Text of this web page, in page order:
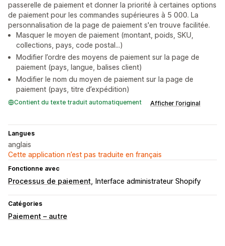
passerelle de paiement et donner la priorité à certaines options
de paiement pour les commandes supérieures à 5 000. La
personnalisation de la page de paiement s'en trouve facilitée.
Masquer le moyen de paiement (montant, poids, SKU,
collections, pays, code postal...)
Modifier l’ordre des moyens de paiement sur la page de
paiement (pays, langue, balises client)
Modifier le nom du moyen de paiement sur la page de
paiement (pays, titre d’expédition)
Contient du texte traduit automatiquement Afficher l’original
Langues
anglais
Cette application n’est pas traduite en français
Fonctionne avec
Processus de paiement Interface administrateur Shopify
Catégories
Paiement – autre